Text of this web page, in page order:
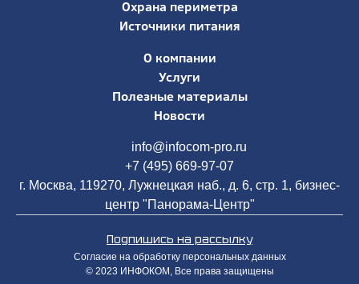
Охрана периметра
Источники питания
О компании
Услуги
Полезные материалы
Новости
info@infocom-pro.ru
+7 (495) 669-97-07
г. Москва, 119270, Лужнецкая наб., д. 6, стр. 1, бизнес-
центр "Панорама-Центр"
Подпишись на рассылку
Согласие на обработку персональных данных
© 2023 ИНФОКОМ, Все права защищены